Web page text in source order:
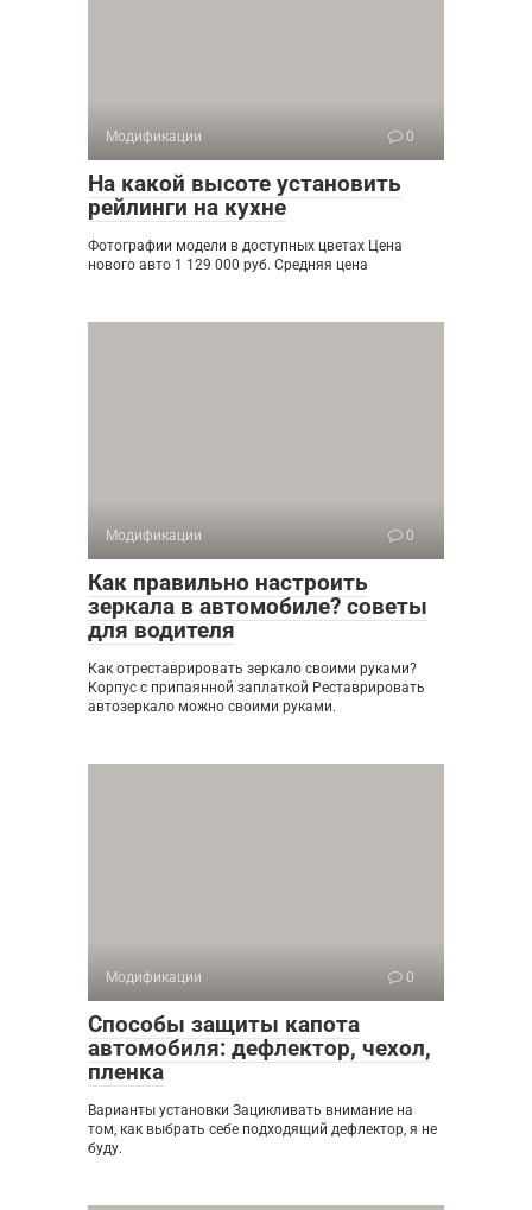
Модификации 0
На какой высоте установить
рейлинги на кухне
Фотографии модели в доступных цветах Цена
нового авто 1 129 000 руб. Средняя цена
Модификации 0
Как правильно настроить
зеркала в автомобиле? советы
для водителя
Как отреставрировать зеркало своими руками?
Корпус с припаянной заплаткой Реставрировать
автозеркало можно своими руками.
Модификации 0
Способы защиты капота
автомобиля: дефлектор, чехол,
пленка
Варианты установки Зацикливать внимание на
том, как выбрать себе подходящий дефлектор, я не
буду.